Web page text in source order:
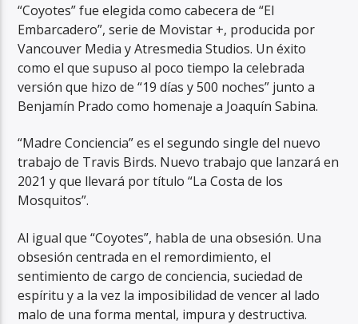
“Coyotes” fue elegida como cabecera de “El
Embarcadero”, serie de Movistar +, producida por
Vancouver Media y Atresmedia Studios. Un éxito
como el que supuso al poco tiempo la celebrada
versión que hizo de “19 días y 500 noches” junto a
Benjamín Prado como homenaje a Joaquín Sabina.
“Madre Conciencia” es el segundo single del nuevo
trabajo de Travis Birds. Nuevo trabajo que lanzará en
2021 y que llevará por título “La Costa de los
Mosquitos”.
Al igual que “Coyotes”, habla de una obsesión. Una
obsesión centrada en el remordimiento, el
sentimiento de cargo de conciencia, suciedad de
espíritu y a la vez la imposibilidad de vencer al lado
malo de una forma mental, impura y destructiva.